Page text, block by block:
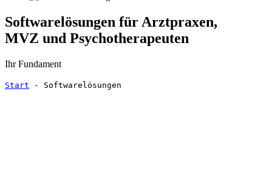
Softwarelösungen für Arztpraxen,
MVZ und Psychotherapeuten
Ihr Fundament
Start - Softwarelösungen